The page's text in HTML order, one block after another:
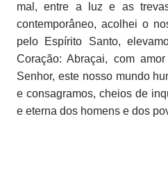
mal, entre a luz e as
contemporâneo, acolhei o
pelo Espírito Santo,
Coração: Abraçai, com
Senhor, este nosso mundo
e consagramos, cheios de
e eterna dos homens e dos